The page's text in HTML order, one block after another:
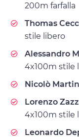
200m farfalla
Thomas
stile libero
Alessandro
4x100m stile
Nicolò
Lorenzo
4x100m stile
Leonardo